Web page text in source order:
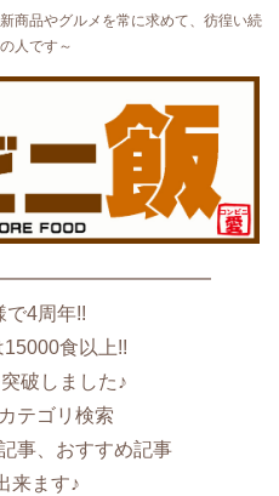
商品やグルメを常に求めて、彷徨い続
人です～
で4周年!!
食以上!!
破しました♪
テゴリ検索
事、おすすめ記事
来ます♪